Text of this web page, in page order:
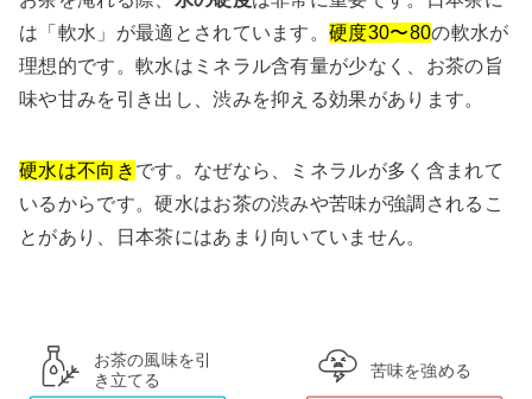
は「軟水」が最適とされています。硬度30〜80の軟水が
理想的です。軟水はミネラル含有量が少なく、お茶の旨
味や甘みを引き出し、渋みを抑える効果があります。
硬水は不向き です。なぜなら、ミネラルが多く含まれて
いるからです。硬水はお茶の渋みや苦味が強調されるこ
とがあり、日本茶にはあまり向いていません。
お茶の風味を引
き立てる
苦味を強める